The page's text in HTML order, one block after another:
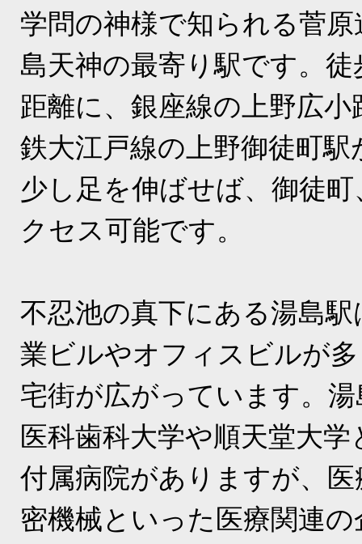
学問の神様で知られる菅
島天神の最寄り駅です。
距離に、銀座線の上野広小
鉄大江戸線の上野御徒町
少し足を伸ばせば、御徒
クセス可能です。
不忍池の真下にある湯島
業ビルやオフィスビルが
宅街が広がっています。
医科歯科大学や順天堂大
付属病院がありますが、
密機械といった医療関連